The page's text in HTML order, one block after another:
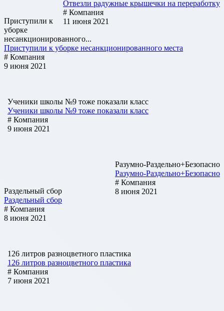
Отвезли радужные крышечки на переработку
# Компания
11 июня 2021
Приступили к
уборке
несанкционированного...
Приступили к уборке несанкционированного места
# Компания
9 июня 2021
Ученики школы №9 тоже показали класс
Ученики школы №9 тоже показали класс
# Компания
9 июня 2021
Разумно-Раздельно+Безопасно
Разумно-Раздельно+Безопасно
# Компания
8 июня 2021
Раздельный сбор
Раздельный сбор
# Компания
8 июня 2021
126 литров разноцветного пластика
126 литров разноцветного пластика
# Компания
7 июня 2021